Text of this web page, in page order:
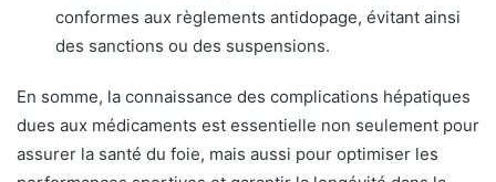
conformes aux règlements antidopage, évitant ainsi
des sanctions ou des suspensions.
En somme, la connaissance des complications hépatiques
dues aux médicaments est essentielle non seulement pour
assurer la santé du foie, mais aussi pour optimiser les